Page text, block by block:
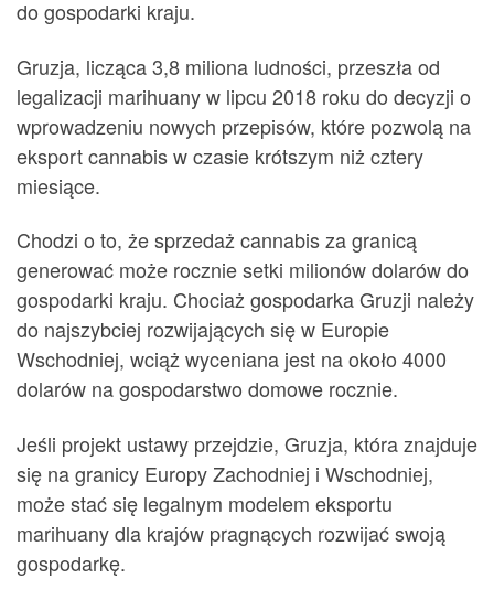
do gospodarki kraju.
Gruzja, licząca 3,8 miliona ludności, przeszła od
legalizacji marihuany w lipcu 2018 roku do decyzji o
wprowadzeniu nowych przepisów, które pozwolą na
eksport cannabis w czasie krótszym niż cztery
miesiące.
Chodzi o to, że sprzedaż cannabis za granicą
generować może rocznie setki milionów dolarów do
gospodarki kraju. Chociaż gospodarka Gruzji należy
do najszybciej rozwijających się w Europie
Wschodniej, wciąż wyceniana jest na około 4000
dolarów na gospodarstwo domowe rocznie.
Jeśli projekt ustawy przejdzie, Gruzja, która znajduje
się na granicy Europy Zachodniej i Wschodniej,
może stać się legalnym modelem eksportu
marihuany dla krajów pragnących rozwijać swoją
gospodarkę.